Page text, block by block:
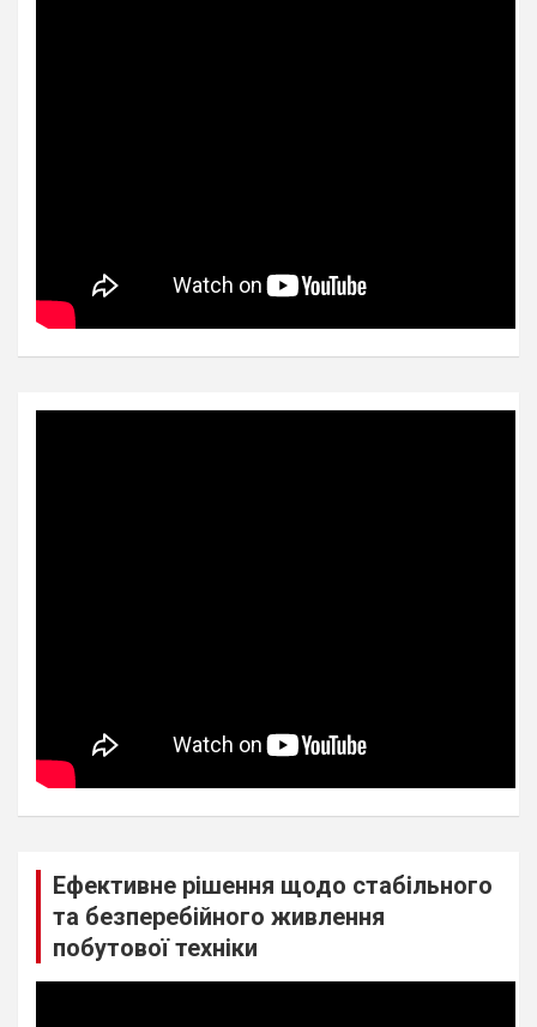
Ефективне рішення щодо стабільного
та безперебійного живлення
побутової техніки